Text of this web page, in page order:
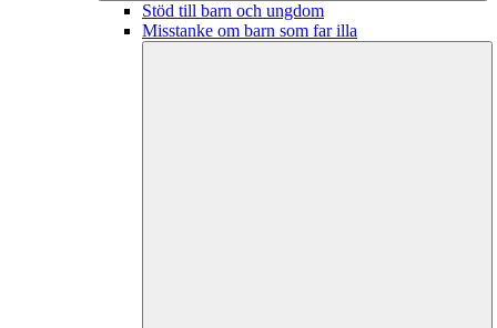
Stöd till barn och ungdom
Misstanke om barn som far illa